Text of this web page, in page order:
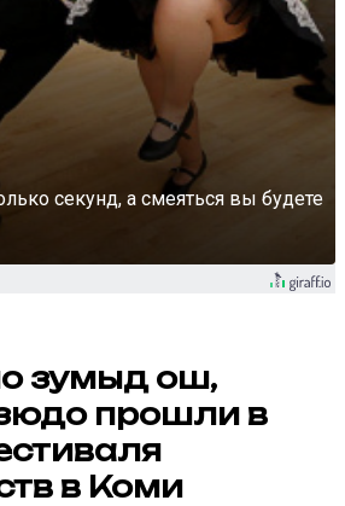
секунд, а смеяться вы будете
зумыд ош,
прошли в
в Коми